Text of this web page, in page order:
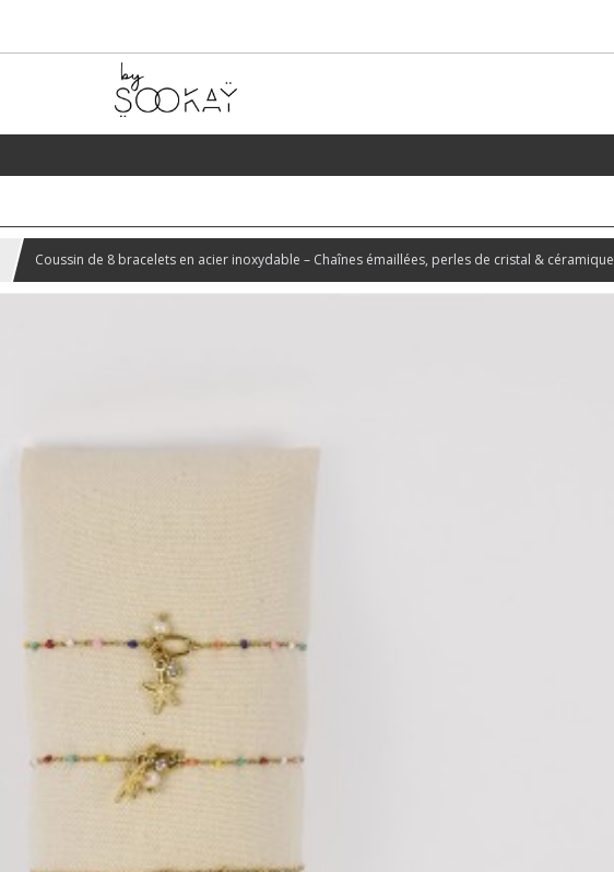
Coussin de 8 bracelets en acier inoxydable – Chaînes émaillées, perles de cristal & céramique